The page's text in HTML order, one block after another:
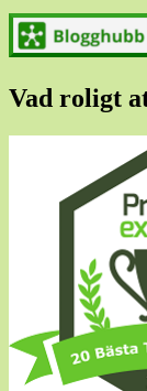
Vad roligt